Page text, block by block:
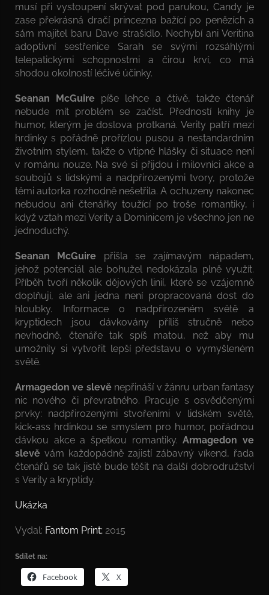
musí při vystoupení skrývat pod parukou, Candy je
zase překrásná dračí princezna bažící po penězích a
sám majitel baru Dave strašidlo. Nechybí ani Veritina
adoptivní sestřenice Sarah se svými rozsáhlými
telepatickými schopnostmi a čirou krví, co má
shodou okolností léčivé účinky.
Seanan McGuire píše lehce a čtivě, takže čtenář
nebude mít problém se začíst. Předností knihy je
humor, kterým je doslova protkaná. Verity patří mezi
hrdinky s pořádně prořízlou pusou a nestandardním
životním stylem, takže o vtipné hlášky či situace není
v románu nouze. Na své si přijdou i milovníci akce a
soubojů s lidskými a nadpřirozenými tvory, protože
těmi autorka rozhodně nešetřila. A ochuzeny nakonec
nebudou ani čtenářky toužící po troše romantiky, i
když vztah mezi Verity a Dominicem je všechno jen ne
jednoduchý.
Seanan McGuire přišla se zajímavým nápadem,
jehož potenciál ale bohužel nedokázala plně využít.
Příběh tvoří několik dějových linií, které se vzájemně
doplňují, ale ani jedna není propracovaná dost do
hloubky. Informace o nadpřirozeném světě a
kryptidech jsou dávkovány příliš stručně nebo
nevhodně, čtenáře tak spíš matou, než aby mu
umožnily si vytvořit lepší představu o vymyšleném
světě.
Armagedon ve slevě nepřináší v žánru urban fantasy
nic nového či převratného. Pracuje s osvědčenými
prvky: nadpřirozenými stvořeními v lidském světě,
kick-ass hrdinkou se smyslem pro humor, pořádnou
dávkou akce a špetkou romantiky.Armagedon ve
slevě vám každopádně zajistí zábavný víkend, řada
čtenářů se tak jistě bude těšit na další dobrodružství
s Verity a kryptidy.
Ukázka
Vydal: Fantom Print; 2015
Sdílet na:
Facebook X